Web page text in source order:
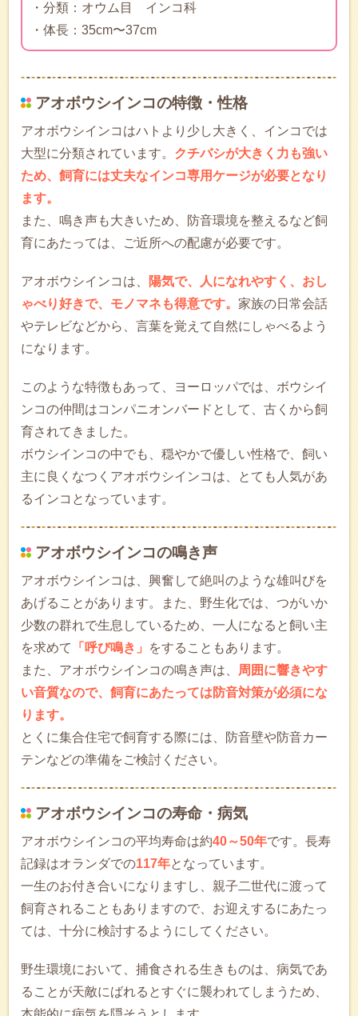
・分類：オウム目 インコ科
・体長：35cm〜37cm
アオボウシインコの特徴・性格
アオボウシインコはハトより少し大きく、インコでは
大型に分類されています。 クチバシが大きく力も強い
ため、飼育には丈夫なインコ専用ケージが必要となり
ます。
また、鳴き声も大きいため、防音環境を整えるなど飼
育にあたっては、ご近所への配慮が必要です。
アオボウシインコは、
陽気で、人になれやすく、おし
ゃべり好きで、モノマネも得意です。 家族の日常会話
やテレビなどから、言葉を覚えて自然にしゃべるよう
になります。
このような特徴もあって、ヨーロッパでは、ボウシイ
ンコの仲間はコンパニオンバードとして、古くから飼
育されてきました。
ボウシインコの中でも、穏やかで優しい性格で、飼い
主に良くなつくアオボウシインコは、とても人気があ
るインコとなっています。
アオボウシインコの鳴き声
アオボウシインコは、興奮して絶叫のような雄叫びを
あげることがあります。また、野生化では、つがいか
少数の群れで生息しているため、一人になると飼い主
を求めて
「呼び鳴き」
をすることもあります。
また、アオボウシインコの鳴き声は、
周囲に響きやす
い音質なので、飼育にあたっては防音対策が必須にな
ります。
とくに集合住宅で飼育する際には、防音壁や防音カー
テンなどの準備をご検討ください。
アオボウシインコの寿命・病気
アオボウシインコの平均寿命は約40～50年です。長寿
記録はオランダでの117年となっています。
一生のお付き合いになりますし、親子二世代に渡って
飼育されることもありますので、お迎えするにあたっ
ては、十分に検討するようにしてください。
野生環境において、捕食される生きものは、病気であ
ることが天敵にばれるとすぐに襲われてしまうため、